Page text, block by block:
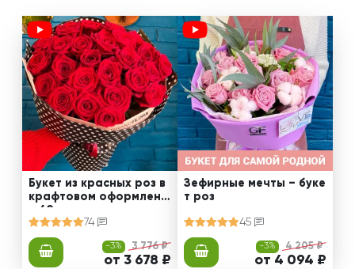
Букет из красных роз в
крафтовом оформлени
и 60 см
74
-3% 3 776 ₽
от 3 678 ₽
Зефирные мечты – буке
т роз
45
-3% 4 205 ₽
от 4 094 ₽